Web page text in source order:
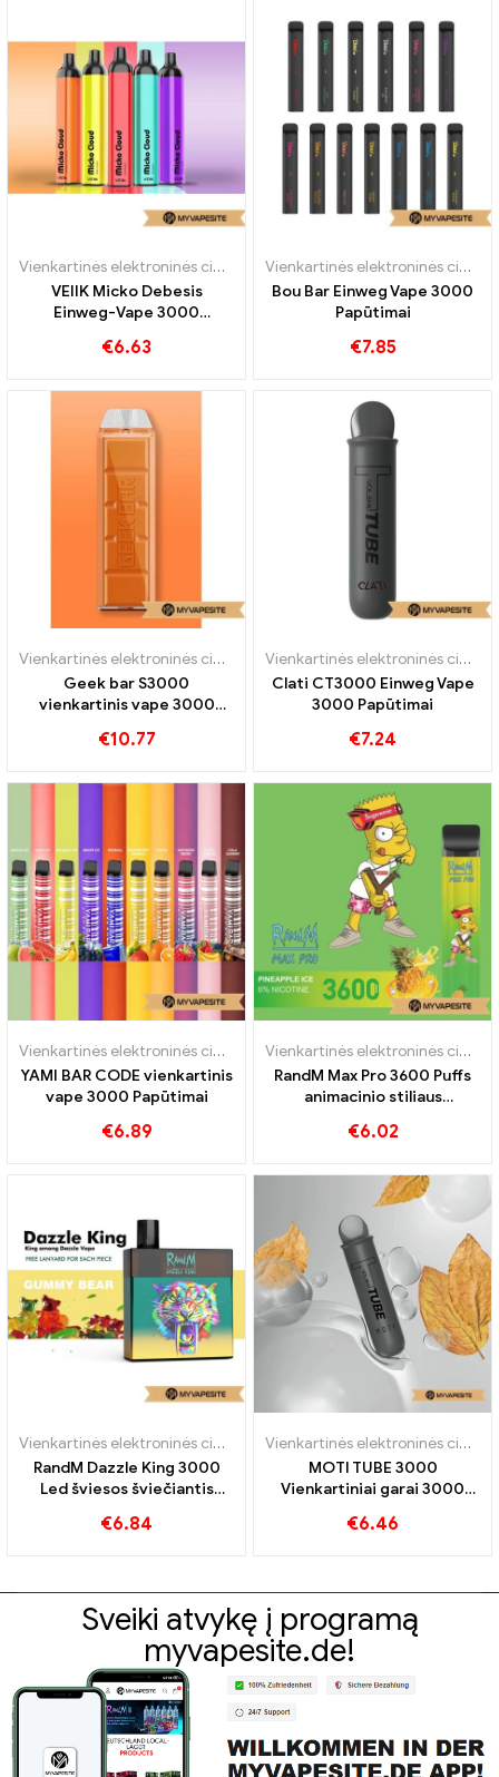
Vienkartinės elektroninės cigaretės
VEIIK Micko Debesis
Einweg-Vape 3000
€6.63
Vienkartinės elektroninės cigaretės
Bou Bar Einweg Vape 3000
Papūtimai
€7.85
Vienkartinės elektroninės cigaretės
Geek bar S3000
vienkartinis vape 3000
€10.77
Vienkartinės elektroninės cigaretės
Clati CT3000 Einweg Vape
3000 Papūtimai
€7.24
Vienkartinės elektroninės cigaretės
YAMI BAR CODE vienkartinis
vape 3000 Papūtimai
€6.89
Vienkartinės elektroninės cigaretės
RandM Max Pro 3600 Puffs
animacinio stiliaus
€6.02
Vienkartinės elektroninės cigaretės
RandM Dazzle King 3000
Led šviesos šviečiantis
Papūtimai
€6.84
Vienkartinės elektroninės cigaretės
MOTI TUBE 3000
Vienkartiniai garai 3000
€6.46
Sveiki atvykę į programą
myvapesite.de!